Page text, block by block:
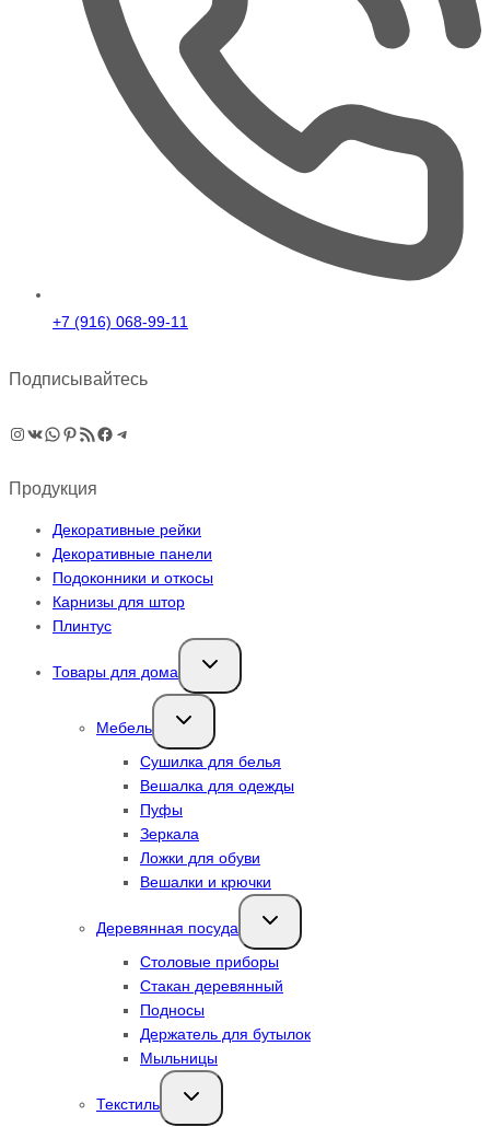
+7 (916) 068-99-11
Подписывайтесь
Instagram
ВКонтакте
WhatsApp
Pinterest
RSS-рассылка
Facebook
Telegram
Продукция
Декоративные рейки
Декоративные панели
Подоконники и откосы
Карнизы для штор
Плинтус
Товары для дома
Переключить
дочернее
Мебель
Переключить
дочернее
Сушилка для белья
Вешалка для одежды
Пуфы
Зеркала
Ложки для обуви
Вешалки и крючки
Деревянная посуда
Переключить
дочернее
Столовые приборы
Стакан деревянный
Подносы
Держатель для бутылок
Мыльницы
Текстиль
Переключить
дочернее